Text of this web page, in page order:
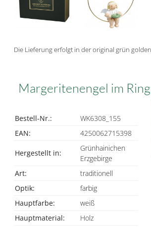
Die Lieferung erfolgt in der original grün
Margeritenengel im
Bestell-Nr.:
WK6308_155
EAN:
4250062715398
Hergestellt in:
Grünhainichen
Erzgebirge
Art:
traditionell
Optik:
farbig
Hauptfarbe:
weiß
Hauptmaterial:
Holz